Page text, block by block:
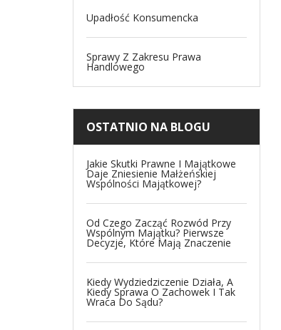
Upadłość Konsumencka
Sprawy Z Zakresu Prawa
Handlowego
OSTATNIO NA BLOGU
Jakie Skutki Prawne I Majątkowe
Daje Zniesienie Małżeńskiej
Wspólności Majątkowej?
Od Czego Zacząć Rozwód Przy
Wspólnym Majątku? Pierwsze
Decyzje, Które Mają Znaczenie
Kiedy Wydziedziczenie Działa, A
Kiedy Sprawa O Zachowek I Tak
Wraca Do Sądu?